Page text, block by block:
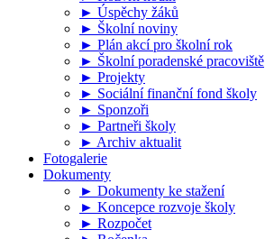
► Úspěchy žáků
► Školní noviny
► Plán akcí pro školní rok
► Školní poradenské pracoviště
► Projekty
► Sociální finanční fond školy
► Sponzoři
► Partneři školy
► Archiv aktualit
Fotogalerie
Dokumenty
► Dokumenty ke stažení
► Koncepce rozvoje školy
► Rozpočet